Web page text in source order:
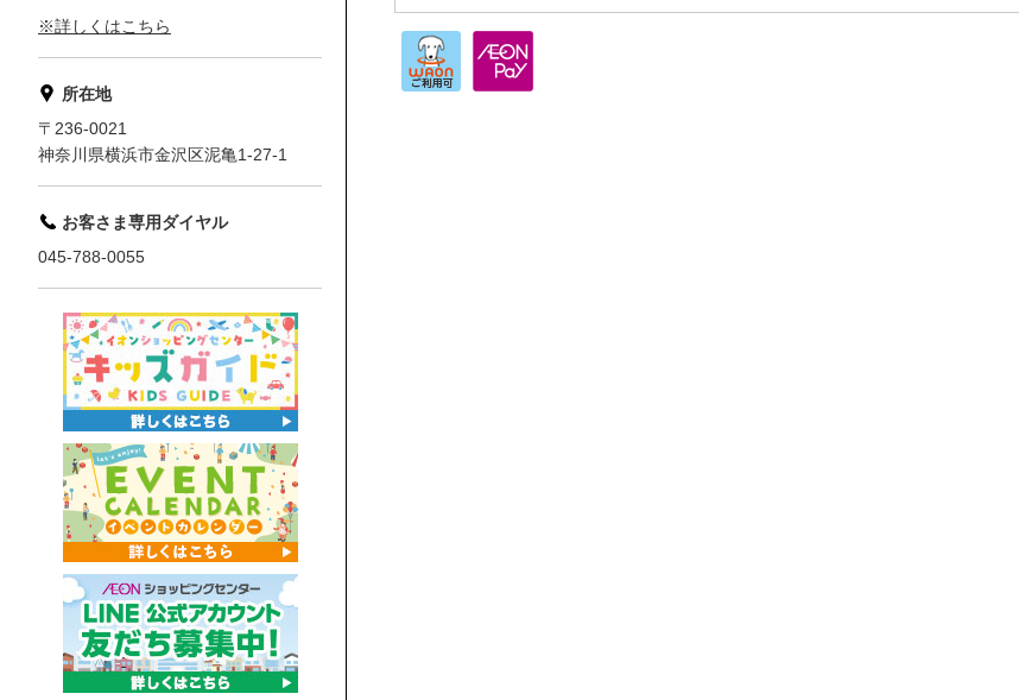
※詳しくはこちら
所在地
〒236-0021
神奈川県横浜市金沢区泥亀1-27-1
お客さま専用ダイヤル
045-788-0055